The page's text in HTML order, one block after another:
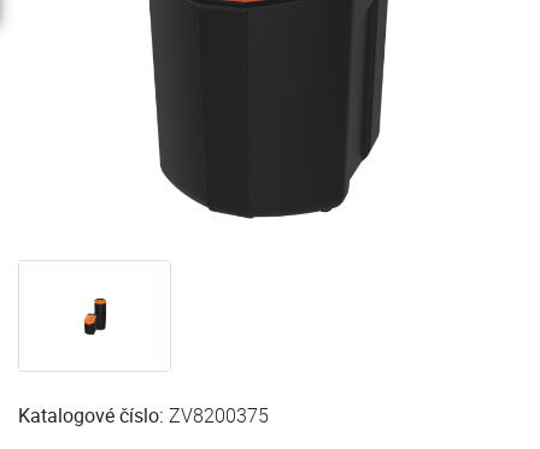
Katalogové číslo: ZV8200375